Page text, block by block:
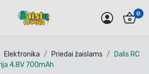
0
Elektronika Priedai žaislams
Dalis RC
4.8V 700mAh